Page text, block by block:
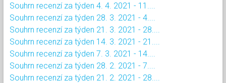
Souhrn recenzí za týden 4. 4. 2021 - 11....
Souhrn recenzí za týden 28. 3. 2021 - 4....
Souhrn recenzí za týden 21. 3. 2021 - 28....
Souhrn recenzí za týden 14. 3. 2021 - 21....
Souhrn recenzí za týden 7. 3. 2021 - 14....
Souhrn recenzí za týden 28. 2. 2021 - 7....
Souhrn recenzí za týden 21. 2. 2021 - 28....